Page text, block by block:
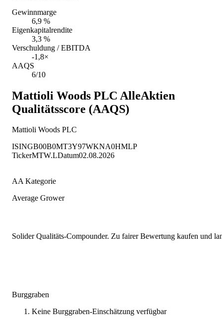
Gewinnmarge
6,9 %
Eigenkapitalrendite
3,3 %
Verschuldung / EBITDA
-1,8×
AAQS
6/10
Mattioli Woods PLC AlleAktien
Qualitätsscore (AAQS)
Mattioli Woods PLC
ISINGB00B0MT3Y97WKNA0HMLP
TickerMTW.LDatum02.08.2026
AA Kategorie
Average Grower
Solider Qualitäts-Compounder. Zu fairer Bewertung kaufen und
Burggraben
Keine Burggraben-Einschätzung verfügbar